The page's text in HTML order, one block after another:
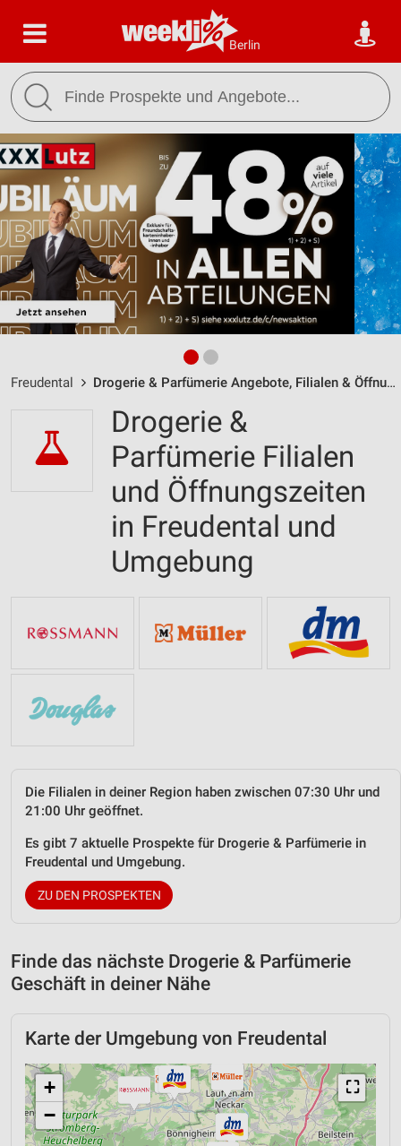
Berlin
Freudental Drogerie & Parfümerie Angebote, Filialen & Öffnungszeiten
Drogerie &
Parfümerie Filialen
und Öffnungszeiten
in Freudental und
Umgebung
Die Filialen in deiner Region haben zwischen 07:30 Uhr und
21:00 Uhr geöffnet.
Es gibt 7 aktuelle Prospekte für Drogerie & Parfümerie in
Freudental und Umgebung.
ZU DEN PROSPEKTEN
Finde das nächste Drogerie & Parfümerie
Geschäft in deiner Nähe
Karte der Umgebung von Freudental
⛶
+
−